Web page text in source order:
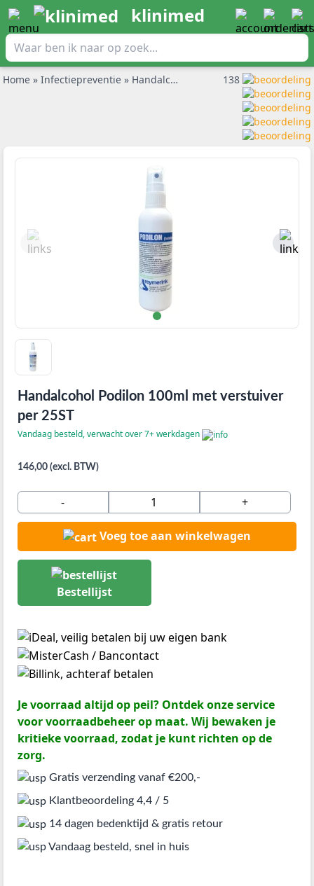
klinimed
Home » Infectiepreventie » Handalcohol Handalcohol Podilon
138
Handalcohol Podilon 100ml met verstuiver
per 25ST
Vandaag besteld, verwacht over 7+ werkdagen
146,00 (excl. BTW)
- +
Voeg toe aan winkelwagen
Bestellijst
Je voorraad altijd op peil? Ontdek onze service
voor voorraadbeheer op maat. Wij bewaken je
kritieke voorraad, zodat je kunt richten op de
zorg.
Gratis verzending vanaf €200,-
Klantbeoordeling 4,4 / 5
14 dagen bedenktijd & gratis retour
Vandaag besteld, snel in huis